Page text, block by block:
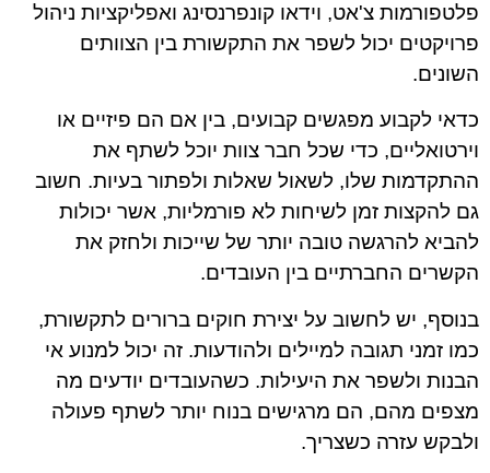
פלטפורמות צ'אט, וידאו קונפרנסינג ואפליקציות ניהול
פרויקטים יכול לשפר את התקשורת בין הצוותים
השונים.
כדאי לקבוע מפגשים קבועים, בין אם הם פיזיים או
וירטואליים, כדי שכל חבר צוות יוכל לשתף את
ההתקדמות שלו, לשאול שאלות ולפתור בעיות. חשוב
גם להקצות זמן לשיחות לא פורמליות, אשר יכולות
להביא להרגשה טובה יותר של שייכות ולחזק את
הקשרים החברתיים בין העובדים.
בנוסף, יש לחשוב על יצירת חוקים ברורים לתקשורת,
כמו זמני תגובה למיילים ולהודעות. זה יכול למנוע אי
הבנות ולשפר את היעילות. כשהעובדים יודעים מה
מצפים מהם, הם מרגישים בנוח יותר לשתף פעולה
ולבקש עזרה כשצריך.